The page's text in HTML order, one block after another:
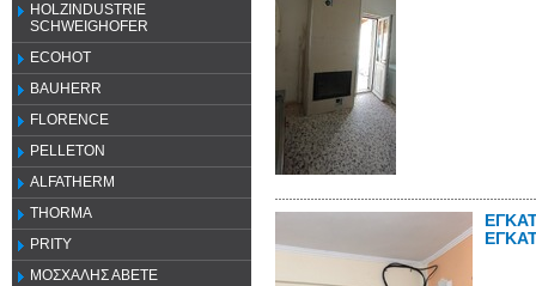
HOLZINDUSTRIE
SCHWEIGHOFER
ECOHOT
BAUHERR
FLORENCE
PELLETON
ALFATHERM
THORMA
PRITY
ΜΟΣΧΑΛΗΣ ΑΒΕΤΕ